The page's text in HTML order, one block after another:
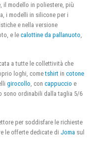
il modello in poliestere, più
i modelli in silicone per i
e nella versione
e le calottine da pallanuoto
a tutte le collettività che
loghi, cometshirt in cotone
girocollo , con cappuccio e
sono ordinabili dalla taglia 5/6
per soddisfare le richieste
le offerte dedicate di Joma sul